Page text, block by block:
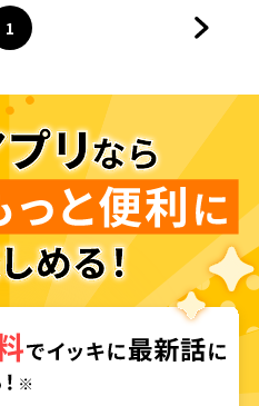
ページ
1
へ